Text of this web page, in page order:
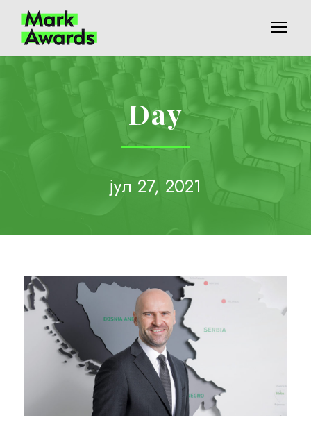
Day
јул 27, 2021